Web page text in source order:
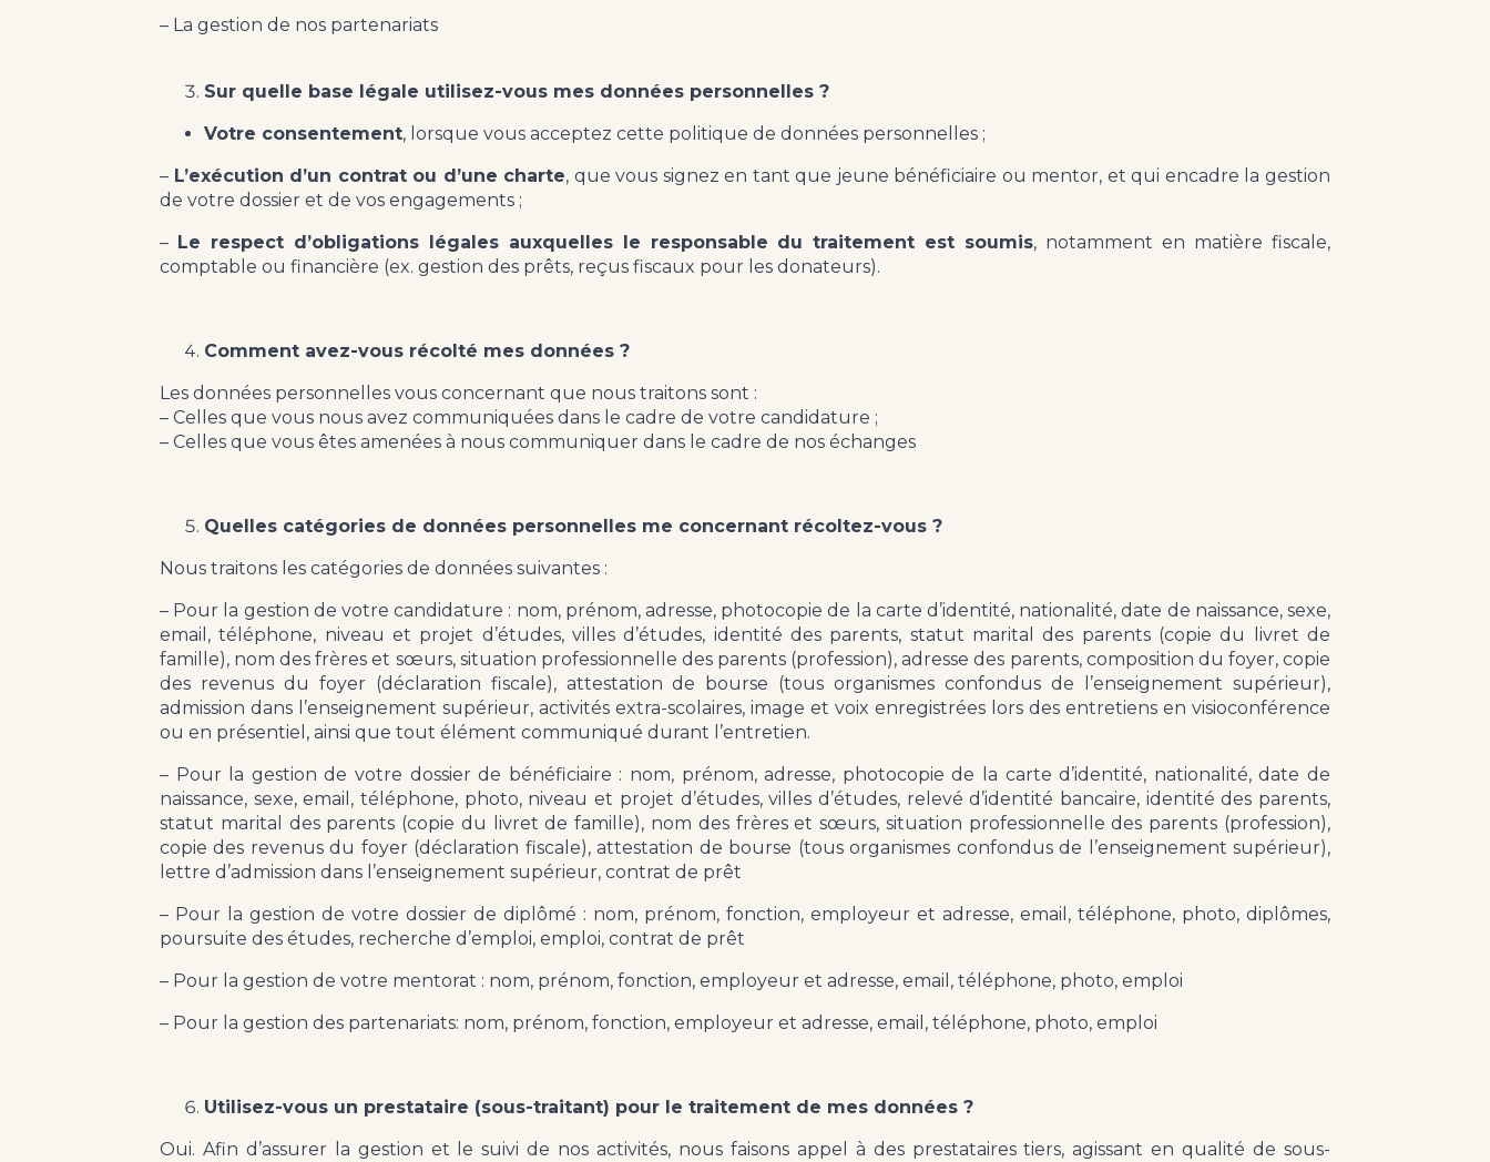
– La gestion de nos partenariats
Sur quelle base légale utilisez-vous mes données personnelles ?
Votre consentement, lorsque vous acceptez cette politique de données personnelles ;
– L’exécution d’un contrat ou d’une charte, que vous signez en tant que jeune bénéficiaire ou mentor, et qui encadre la gestion
de votre dossier et de vos engagements ;
– Le respect d’obligations légales auxquelles le responsable du traitement est soumis, notamment en matière fiscale,
comptable ou financière (ex. gestion des prêts, reçus fiscaux pour les donateurs).
Comment avez-vous récolté mes données ?
Les données personnelles vous concernant que nous traitons sont :
– Celles que vous nous avez communiquées dans le cadre de votre candidature ;
– Celles que vous êtes amenées à nous communiquer dans le cadre de nos échanges
Quelles catégories de données personnelles me concernant récoltez-vous ?
Nous traitons les catégories de données suivantes :
– Pour la gestion de votre candidature : nom, prénom, adresse, photocopie de la carte d’identité, nationalité, date de naissance, sexe,
email, téléphone, niveau et projet d’études, villes d’études, identité des parents, statut marital des parents (copie du livret de
famille), nom des frères et sœurs, situation professionnelle des parents (profession), adresse des parents, composition du foyer, copie
des revenus du foyer (déclaration fiscale), attestation de bourse (tous organismes confondus de l’enseignement supérieur),
admission dans l’enseignement supérieur, activités extra-scolaires, image et voix enregistrées lors des entretiens en visioconférence
ou en présentiel, ainsi que tout élément communiqué durant l’entretien.
– Pour la gestion de votre dossier de bénéficiaire : nom, prénom, adresse, photocopie de la carte d’identité, nationalité, date de
naissance, sexe, email, téléphone, photo, niveau et projet d’études, villes d’études, relevé d’identité bancaire, identité des parents,
statut marital des parents (copie du livret de famille), nom des frères et sœurs, situation professionnelle des parents (profession),
copie des revenus du foyer (déclaration fiscale), attestation de bourse (tous organismes confondus de l’enseignement supérieur),
lettre d’admission dans l’enseignement supérieur, contrat de prêt
– Pour la gestion de votre dossier de diplômé : nom, prénom, fonction, employeur et adresse, email, téléphone, photo, diplômes,
poursuite des études, recherche d’emploi, emploi, contrat de prêt
– Pour la gestion de votre mentorat : nom, prénom, fonction, employeur et adresse, email, téléphone, photo, emploi
– Pour la gestion des partenariats: nom, prénom, fonction, employeur et adresse, email, téléphone, photo, emploi
Utilisez-vous un prestataire (sous-traitant) pour le traitement de mes données ?
Oui. Afin d’assurer la gestion et le suivi de nos activités, nous faisons appel à des prestataires tiers, agissant en qualité de sous-